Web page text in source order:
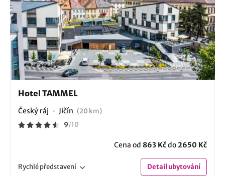
Hotel TAMMEL
Český ráj Jičín (20 km)
9/10
Cena od 863 Kčdo 2650 Kč
Rychlépředstavení Detailubytování